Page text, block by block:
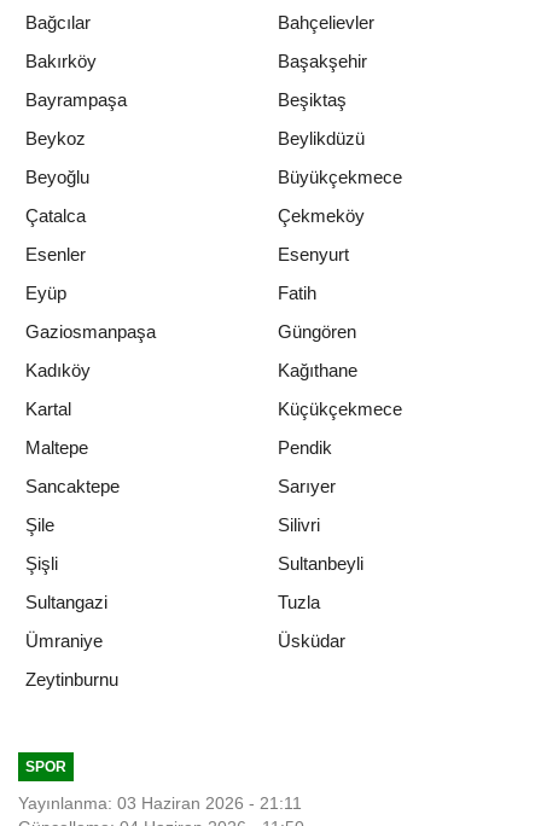
Bağcılar
Bahçelievler
Bakırköy
Başakşehir
Bayrampaşa
Beşiktaş
Beykoz
Beylikdüzü
Beyoğlu
Büyükçekmece
Çatalca
Çekmeköy
Esenler
Esenyurt
Eyüp
Fatih
Gaziosmanpaşa
Güngören
Kadıköy
Kağıthane
Kartal
Küçükçekmece
Maltepe
Pendik
Sancaktepe
Sarıyer
Şile
Silivri
Şişli
Sultanbeyli
Sultangazi
Tuzla
Ümraniye
Üsküdar
Zeytinburnu
SPOR
Yayınlanma: 03 Haziran 2026 - 21:11